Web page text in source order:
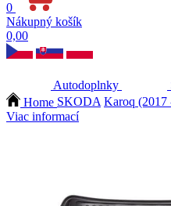
0
Nákupný košík
0,00
Autodoplnky
Home SKODA Karoq (2017
Viac informací